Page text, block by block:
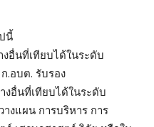
นี้
อื่นที่เทียบได้ในระดับ
.อบต. รับรอง
อื่นที่เทียบได้ในระดับ
งแผน การบริหาร การ